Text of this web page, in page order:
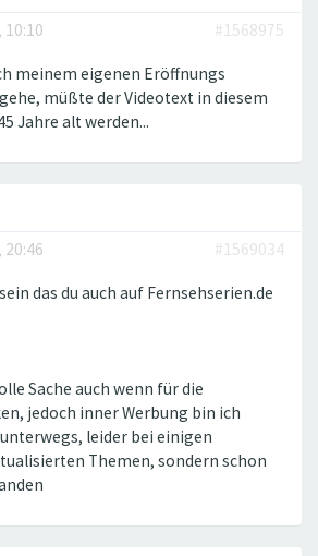
10:10 #1568975
meinem eigenen Eröffnungs
müßte der Videotext in diesem
Jahre alt werden...
20:46 #1569034
das du auch auf Fernsehserien.de
Sache auch wenn für die
jedoch inner Werbung bin ich
leider bei einigen
Themen, sondern schon